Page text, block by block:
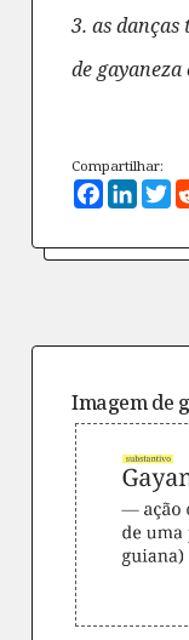
3. as
de
Compartilhar:
Imagem de